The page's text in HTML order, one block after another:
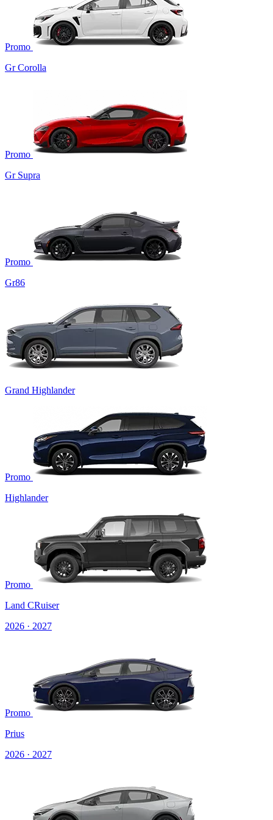
Promo
Gr Corolla
Promo
Gr Supra
Promo
Gr86
Grand Highlander
Promo
Highlander
Promo
Land CRuiser
2026 · 2027
Promo
Prius
2026 · 2027